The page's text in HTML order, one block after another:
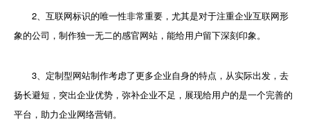
2、互联网标识的唯一性非常重要，尤其是对于注重企业互联网形
象的公司，制作独一无二的感官网站，能给用户留下深刻印象。
3、定制型网站制作考虑了更多企业自身的特点，从实际出发，去
扬长避短，突出企业优势，弥补企业不足，展现给用户的是一个完善的
平台，助力企业网络营销。